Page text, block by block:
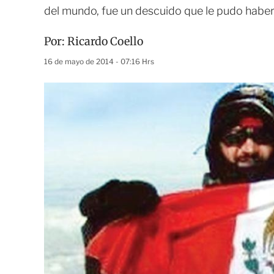
del mundo, fue un descuido que le pudo
Por: Ricardo Coello
16 de mayo de 2014 - 07:16 Hrs